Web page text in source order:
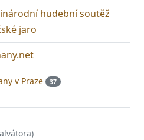
hudební soutěž
jaro
v Praze 37